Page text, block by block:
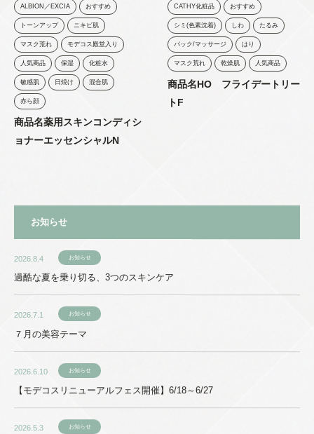
ALBION／EXCIA おすすめ
トーンアップ ニキビ肌
マスク荒れ モデコス殿堂入り
人気商品 保湿 化粧水
敏感肌 日焼け 混合肌
赤ら顔
商品名薬用スキンコンディシ
ョナーエッセンシャルN
CATHY化粧品 おすすめ
シミ(色素沈着) しわ たるみ
パック/マッサージ はり
マスク荒れ 乾燥肌 人気商品
商品名HO フライデートリー
トF
お知らせ
2026.8.4 お知らせ
過酷な夏を乗り切る、3つのスキンケア
2026.7.1 お知らせ
７月の美容テーマ
2026.6.10 お知らせ
【モデコスリニューアルフェス開催】6/18～6/27
2026.5.3 お知らせ